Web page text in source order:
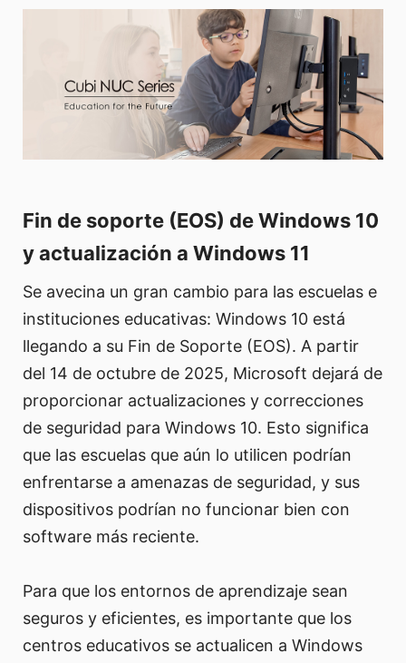
Fin de soporte (EOS) de Windows 10
y actualización a Windows 11
Se avecina un gran cambio para las escuelas e
instituciones educativas: Windows 10 está
llegando a su Fin de Soporte (EOS). A partir
del 14 de octubre de 2025, Microsoft dejará de
proporcionar actualizaciones y correcciones
de seguridad para Windows 10. Esto significa
que las escuelas que aún lo utilicen podrían
enfrentarse a amenazas de seguridad, y sus
dispositivos podrían no funcionar bien con
software más reciente.
Para que los entornos de aprendizaje sean
seguros y eficientes, es importante que los
centros educativos se actualicen a Windows